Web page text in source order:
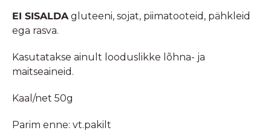
EI SISALDAgluteeni, sojat, piimatooteid, pähkleid
ega rasva.
Kasutatakse ainult looduslikke lõhna- ja
maitseaineid.
Kaal/net 50g
Parim enne: vt.pakilt